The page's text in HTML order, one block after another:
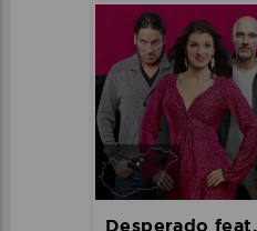
Desperado